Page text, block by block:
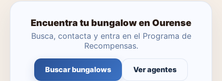
Encuentra tu bungalow en Ourense
Busca, contacta y entra en el Programa de
Recompensas.
Buscar bungalows Ver agentes